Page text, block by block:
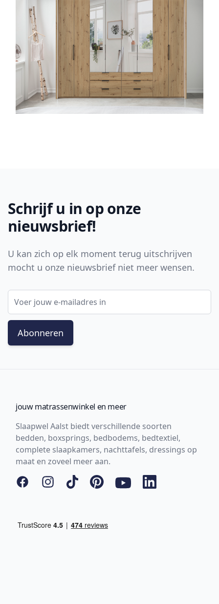
Schrijf u in op onze
nieuwsbrief!
U kan zich op elk moment terug uitschrijven
mocht u onze nieuwsbrief niet meer wensen.
E-mail adres
Abonneren
jouw matrassenwinkel en meer
Slaapwel Aalst biedt verschillende soorten
bedden, boxsprings, bedbodems, bedtextiel,
complete slaapkamers, nachttafels, dressings op
maat en zoveel meer aan.
FacebookInstagram
Tiktok PinterestYouTubeLinkedIn